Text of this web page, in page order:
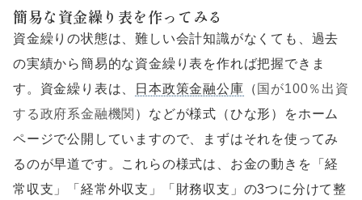
簡易な資金繰り表を作ってみる
資金繰りの状態は、難しい会計知識がなくても、過去
の実績から簡易的な資金繰り表を作れば把握できま
す。資金繰り表は、
日本政策金融公庫 （ 国が100％出資
する政府系金融機関 ）などが様式（ひな形）をホーム
ページで公開していますので、まずはそれを使ってみ
るのが早道です。これらの様式は、お金の動きを「経
常収支」「経常外収支」「財務収支」の3つに分けて整